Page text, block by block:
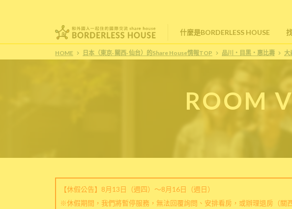
什麼是BORDERLESS HOUSE
HOME 日本（東京· 關西· 仙台）的Share House情報TOP 品川・目黒・惠比壽 大
ROOM
【休假公告】8月13日（週四）～8月16日（週日）
※休假期間，我們將暫停服務，無法回覆詢問、安排看房，或辦理退房（關